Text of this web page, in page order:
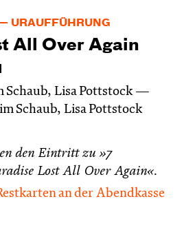
URAUFFÜHRUNG
All Over Again
Schaub, Lisa Pottstock
Schaub, Lisa Pottstock
den Eintritt zu »7
Lost All Over Again«.
an der Abendkasse